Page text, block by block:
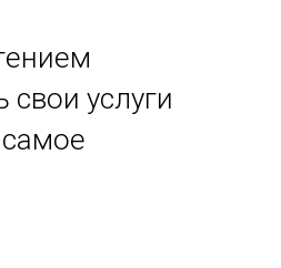
услуги